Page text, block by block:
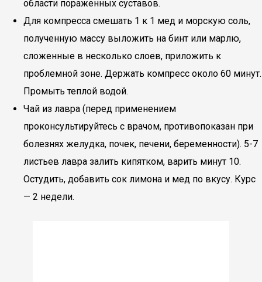
области пораженных суставов.
Для компресса смешать 1 к 1 мед и морскую соль,
полученную массу выложить на бинт или марлю,
сложенные в несколько слоев, приложить к
проблемной зоне. Держать компресс около 60 минут.
Промыть теплой водой.
Чай из лавра (перед применением
проконсультируйтесь с врачом, противопоказан при
болезнях желудка, почек, печени, беременности). 5-7
листьев лавра залить кипятком, варить минут 10.
Остудить, добавить сок лимона и мед по вкусу. Курс
— 2 недели.